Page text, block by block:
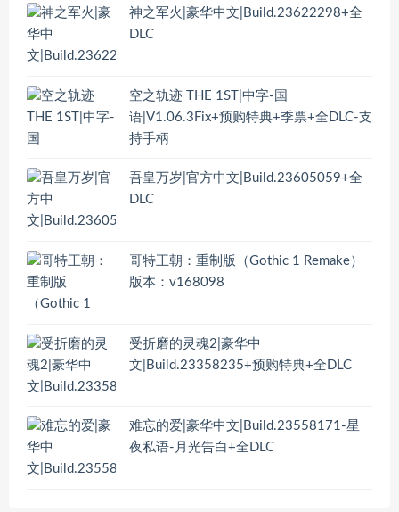
神之军火|豪华中文|Build.23622298+全
DLC
空之轨迹 THE 1ST|中字-国
语|V1.06.3Fix+预购特典+季票+全DLC-支
持手柄
吾皇万岁|官方中文|Build.23605059+全
DLC
哥特王朝：重制版（Gothic 1 Remake）
版本：v168098
受折磨的灵魂2|豪华中
文|Build.23358235+预购特典+全DLC
难忘的爱|豪华中文|Build.23558171-星
夜私语-月光告白+全DLC